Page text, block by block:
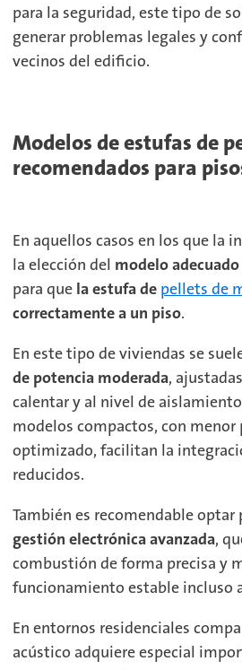
para la seguridad, este tipo de
generar problemas legales y
vecinos del edificio.
Modelos de estufas de
recomendados para
En aquellos casos en los que la
la elección del modelo adecuado
para que la estufa de pellets de
correctamente a un piso.
En este tipo de viviendas se
de potencia moderada,
calentar y al nivel de
modelos compactos, con
optimizado, facilitan la
reducidos.
También es recomendable optar
gestión electrónica avanzada,
combustión de forma precisa y
funcionamiento estable incluso
En entornos residenciales
acústico adquiere especial